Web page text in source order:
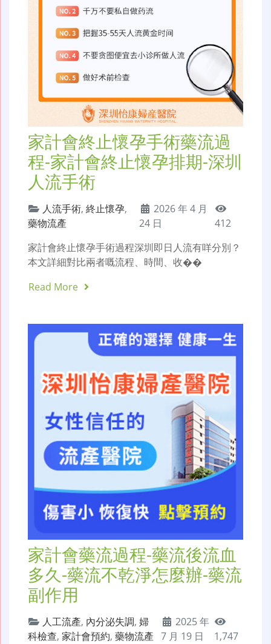
家計會終止懷孕手術藥流過
程-家計會終止懷孕排期-深圳
人流手術
人流手術, 終止懷孕,
藥物流產
2026 年 4 月
24 日
412
家計會終止懷孕手術過程深圳即日人流有咩分別？
本文詳細對比兩者嘅流程、時間、收��
Read More
家計會藥流過程-藥流後流血
多久-藥流不乾淨怎麼辦-藥流
副作用
人工流產, 內分泌失調, 婦
科檢查, 家計會預約, 藥物流產
2025 年
7 月 19 日
1,747